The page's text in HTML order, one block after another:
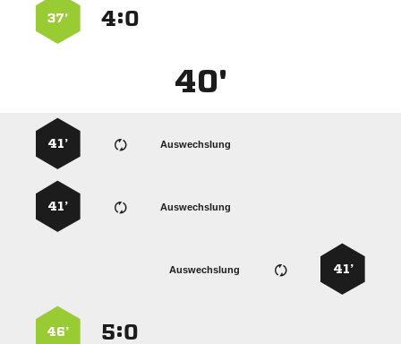
:
37’
40'
Auswechslung
41’
Auswechslung
41’
41’
Auswechslung
:
46’